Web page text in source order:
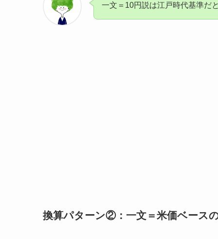
一文＝10円説は江戸時代基準だ
換算パターン②：一文＝米価ベース